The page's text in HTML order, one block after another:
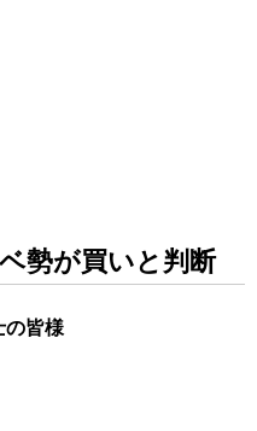
勢が買いと判断
の皆様